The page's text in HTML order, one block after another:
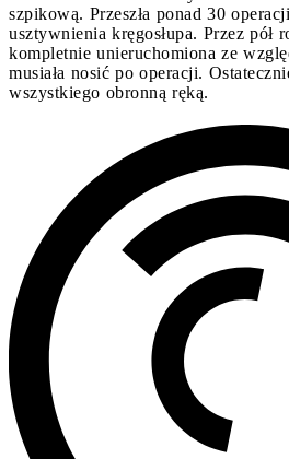
szpikową. Przeszła ponad 30
usztywnienia kręgosłupa. Przez pół
kompletnie unieruchomiona ze
musiała nosić po operacji.
wszystkiego obronną ręką.